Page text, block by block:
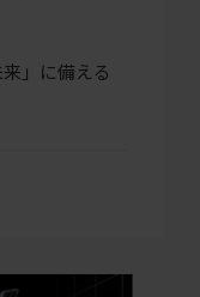
」に備える